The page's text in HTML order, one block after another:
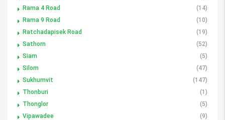
Rama 4 Road
(14)
Rama 9 Road
(10)
Ratchadapisek Road
(19)
Sathorn
(52)
Siam
(5)
Silom
(47)
Sukhumvit
(147)
Thonburi
(1)
Thonglor
(5)
Vipawadee
(9)